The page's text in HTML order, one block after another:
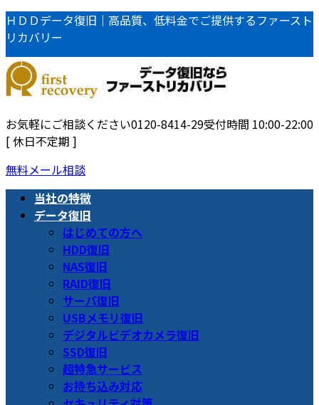
コ
ン
テ
ン
ツ
ス
キ
プ
ナ
ビ
ゲ
ー
シ
ン
に
動
ＨＤＤデータ復旧｜高品質、低料金でご提供するファースト
リカバリー
お気軽にご相談ください0120-8414-29受付時間 10:00-22:00
[ 休日不定期 ]
無料メール相談
当社の特徴
データ復旧
はじめての方へ
HDD復旧
NAS復旧
RAID復旧
サーバ復旧
USBメモリ復旧
デジタルビデオカメラ復旧
SSD復旧
超特急サービス
お持ち込み対応